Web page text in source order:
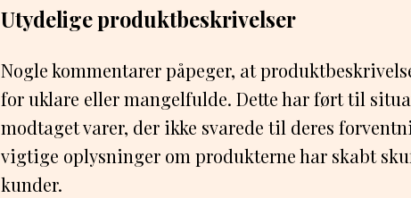
Utydelige produktbeskrivelser
Nogle kommentarer påpeger, at
for uklare eller mangelfulde. Dette har ført til
modtaget varer, der ikke svarede til deres
vigtige oplysninger om produkterne har skabt
kunder.